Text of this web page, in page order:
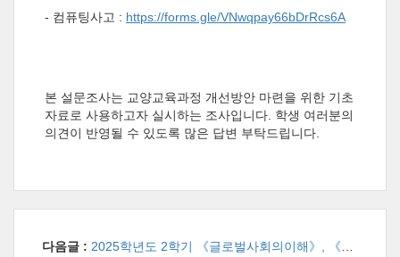
- 컴퓨팅사고 : https://forms.gle/VNwqpay66bDrRcs6A
본 설문조사는 교양교육과정 개선방안 마련을 위한 기초
자료로 사용하고자 실시하는 조사입니다 학생 여러분의
의견이 반영될 수 있도록 많은 답변 부탁드립니다
다음글 : 2025학년도 2학기 《글로벌사회의이해》, 《College Englsih》, 《일본어회화》, 《중국어회화》, 《프랑스어회화》, 《스페인어회화》, 《독일어회화》 만족도 조사 실시